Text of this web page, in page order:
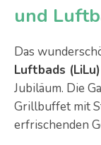
und
Das
Luftbads (LiLu)
Jubiläum. Die
Grillbuffet mit
erfrischenden